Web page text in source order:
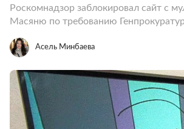
Роскомнадзор заблокировал сайт с
Масяню по требованию
Асель Минбаева